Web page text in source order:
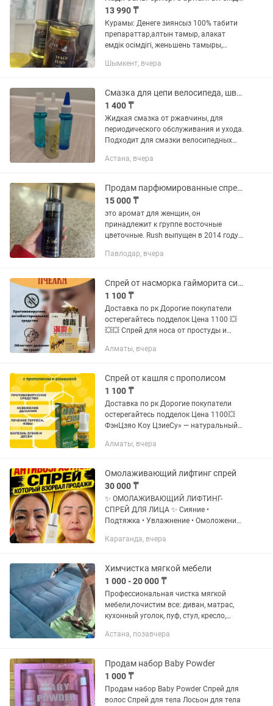
13 990 ₸
Курамы: Денеге зиянсыз 100% табити
препараттар,алтын тамыр, алакат
емдік осімдігі, женьшень тамыры,
жане бугы муйізінін, кептірілген
Шымкент, вчера
Смазка для цепи велосипеда, швейных машинок, машинок для стрижки
1 400 ₸
Жидкая смазка от ржавчины, для
периодического обслуживания и ухода.
Подходит для смазки велосипедных
бытовых швейных машин, машинок
Астана, вчера
Продам парфюмированные спрей Victoria Secret Rush
15 000 ₸
это аромат для женщин, он
принадлежит к группе восточные
цветочные. Rush выпущен в 2014 году.
нота: Амбра. 250 ml
Павлодар, вчера
Спрей от насморка гайморита синусита
1 100 ₸
Доставка по рк Дорогие покупатели
остерегайтесь подделок Цена 1100 💥
💥💥 Спрей для носа от простуды и
противовирусный эффект широкого
Алматы, вчера
Спрей от кашля с прополисом
1 100 ₸
Доставка по рк Дорогие покупатели
остерегайтесь подделок Цена 1100💥
ФэнЦзяо Коу ЦзиеСу» — натуральный и
основе прополиса. Обладает
Алматы, вчера
Омолаживающий лифтинг спрей
30 000 ₸
✨ ОМОЛАЖИВАЮЩИЙ ЛИФТИНГ-
СПРЕЙ ДЛЯ ЛИЦА ✨ Сияние •
Подтяжка • Увлажнение • Омоложение
свежее и ухоженнее уже через
омолаживающий...
Караганда, вчера
Химчистка мягкой мебели
1 000 - 20 000 ₸
Пpофессиональнaя чиcтка мягкoй
мебeли,почистим все: диван, матрас,
кухонный уголок, пуф, стул, кресло,
предметы мебели и ковровых
Астана, позавчера
Продам набор Baby Powder
1 000 ₸
Продам набор Baby Powder Спрей для
волос Спрей для тела Лосьон для тела